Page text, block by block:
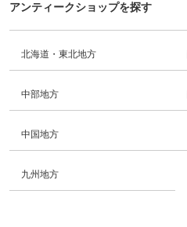
アンティークショップを探す
北海道・東北地方
中部地方
中国地方
九州地方